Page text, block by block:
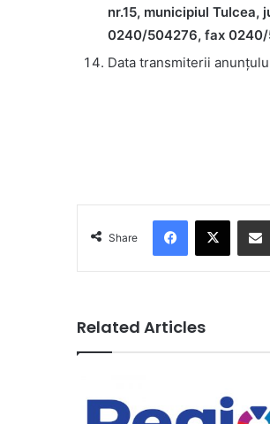
nr.15, municipiul
0240/504276, fax 0240/
Data transmiterii
Share
Related Articles